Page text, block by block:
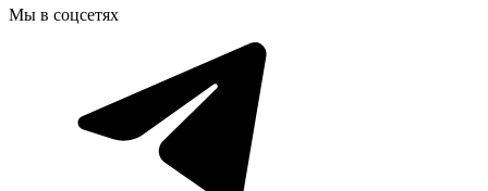
Мы в соцсетях